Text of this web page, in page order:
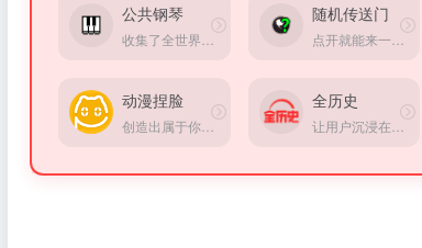
公共钢琴 随机传送门
动漫捏脸 全历史